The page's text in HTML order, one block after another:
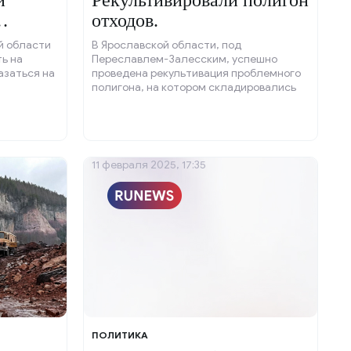
на
области
на
на
отходов.
В Ярославской области, под
Переславлем-Залесским, успешно
проведена рекультивация проблемного
полигона, на котором складировались
ПОЛИТИКА
11 февраля 2025, 17:35